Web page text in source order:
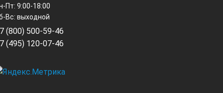
Пт: 9:00-18:00
Вс: выходной
(800) 500-59-46
(495) 120-07-46